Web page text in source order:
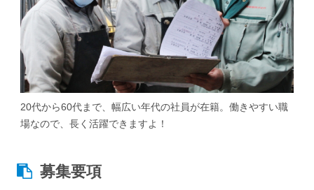
20代から60代まで、幅広い年代の社員が在籍。働きやすい職
場なので、長く活躍できますよ！
募集要項